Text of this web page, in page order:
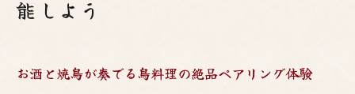
能しよう
お酒と焼鳥が奏でる鳥料理の絶品ペアリング体験